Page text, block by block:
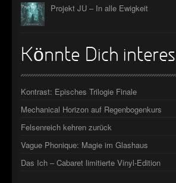
Projekt JU – In alle Ewigkeit
Könnte Dich
Kontrast: Episches Trilogie Finale
Mechanical Horizon auf Regenbogenkurs
Felsenreich kehren zurück
Vague Phonique: Magie im Glashaus
Das Ich – Cabaret limitierte Vinyl-Edition